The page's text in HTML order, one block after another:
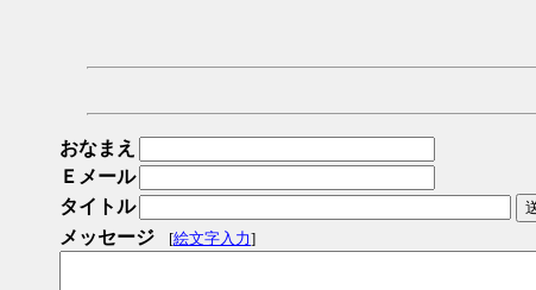
おなまえ
Ｅメール
タイトル
メッセージ
[絵文字入力]